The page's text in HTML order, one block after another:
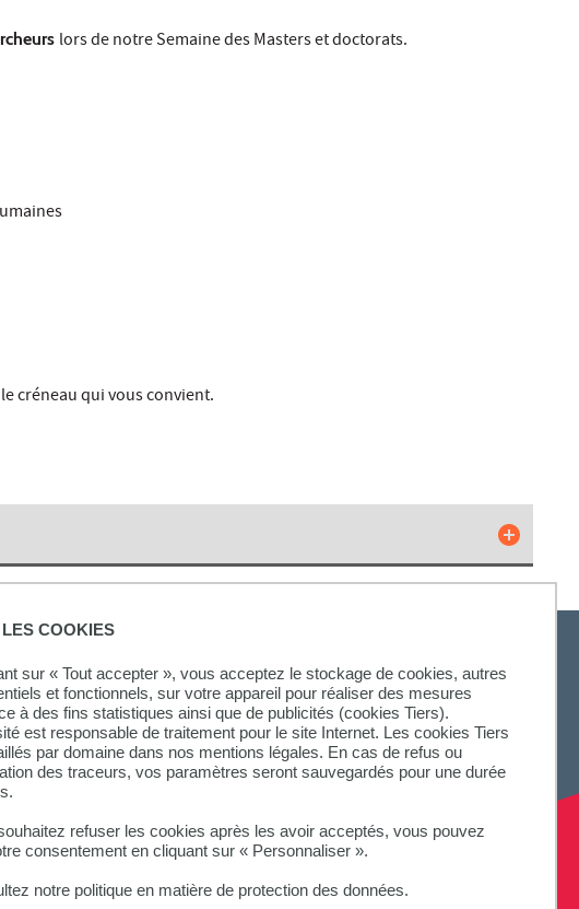
COOKIES
sur « Tout accepter », vous acceptez le stockage de cookies, autres
et fonctionnels, sur votre appareil pour réaliser des mesures
à des fins statistiques ainsi que de publicités (cookies Tiers).
est responsable de traitement pour le site Internet. Les cookies Tiers
par domaine dans nos mentions légales. En cas de refus ou
des traceurs, vos paramètres seront sauvegardés pour une durée
refuser les cookies après les avoir acceptés, vous pouvez
consentement en cliquant sur « Personnaliser ».
notre politique en matière de protection des données.
lors de notre Semaine des Masters et doctorats.
créneau qui vous convient.